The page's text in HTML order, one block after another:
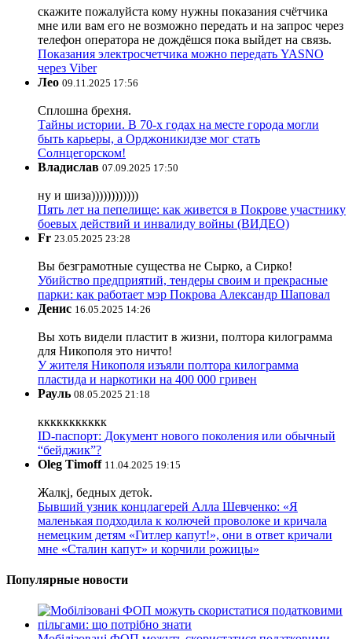
скажите пожалуйста кому нужны показания счётчика
мне или вам его не возможно передать и на запрос через
телефон оператора не дождёшся пока выйдет на связь.
Показания электросчетчика можно передать YASNO
через Viber
Лео 09.11.2025 17:56
Сплошна брехня.
Тайны истории. В 70-х годах на месте города могли
быть карьеры, а Орджоникидзе мог стать
Солнцегорском!
Владислав 07.09.2025 17:50
ну и шиза))))))))))))
Пять лет на пепелище: как живется в Покрове участнику
боевых действий и инвалиду войны (ВИДЕО)
Fr 23.05.2025 23:28
Вы безграмотные существа не Сырко, а Сирко!
Убийство предприятий, тендеры своим и прекрасные
парки: как работает мэр Покрова Александр Шаповал
Денис 16.05.2025 14:26
Вы хоть видели пластит в жизни, полтора килограмма
для Никополя это ничто!
У жителя Никополя изъяли полтора килограмма
пластида и наркотики на 400 000 гривен
Рауль 08.05.2025 21:18
ккккккккккк
ID-паспорт: Документ нового поколения или обычный
“бейджик”?
Oleg Timoff 11.04.2025 19:15
Жалкj, бедных детok.
Бывший узник концлагерей Алла Шевченко: «Я
маленькая подходила к колючей проволоке и кричала
немецким детям «Гитлер капут!», они в ответ кричали
мне «Сталин капут» и корчили рожицы»
Популярные новости